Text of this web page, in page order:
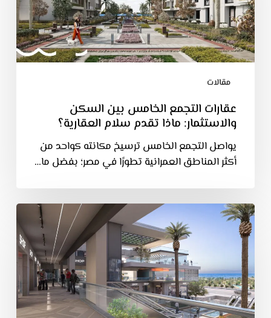
مقالات
عقارات التجمع الخامس بين السكن
والاستثمار: ماذا تقدم سلام العقارية؟
يواصل التجمع الخامس ترسيخ مكانته كواحد من
أكثر المناطق العمرانية تطورًا في مصر؛ بفضل ما…